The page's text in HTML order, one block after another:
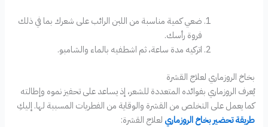
ضعي كمية مناسبة من اللبن الرائب على شعرك بما في ذلك
فروة رأسك.
اتركيه مدة ساعة، ثم اشطفيه بالماء والشامبو.
بخاخ الروزماري لعلاج القشرة
يُعرف الروزماري بفوائده المتعددة للشعر، إذ يساعد على تحفيز نموه وإطالته
كما يعمل على التخلص من القشرة والوقاية من الفطريات المسببة لها. إليكِ
طريقة تحضير بخاخ الروزماري لعلاج القشرة: